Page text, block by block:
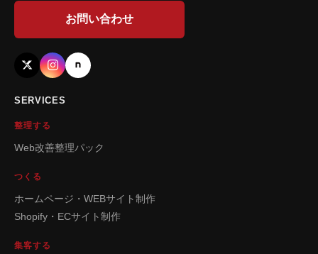
お問い合わせ
SERVICES
整理する
Web改善整理パック
つくる
ホームページ・WEBサイト制作
Shopify・ECサイト制作
集客する